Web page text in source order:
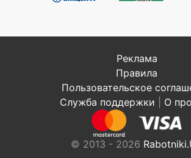
Реклама
Правила
Пользовательское
Служба поддержки
О
© 2013 - 2026